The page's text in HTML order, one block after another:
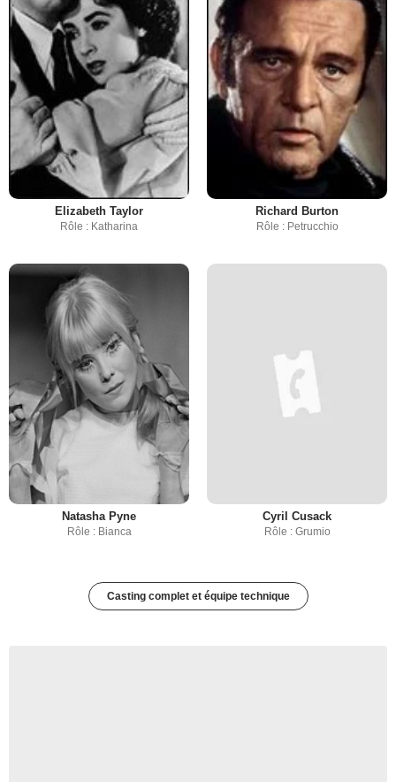
Elizabeth Taylor
Rôle : Katharina
Richard Burton
Rôle : Petrucchio
Natasha Pyne
Rôle : Bianca
Cyril Cusack
Rôle : Grumio
Casting complet et équipe technique